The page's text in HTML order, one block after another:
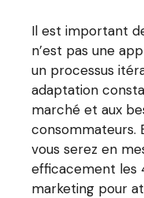
Il est important
n’est pas une
un processus
adaptation
marché et aux
consommateurs.
vous serez en
efficacement les
marketing pour